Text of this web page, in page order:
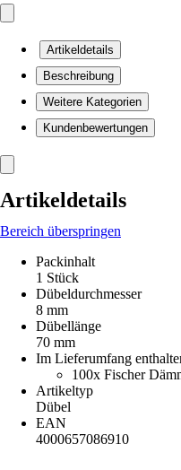
Artikeldetails
Beschreibung
Weitere Kategorien
Kundenbewertungen
Artikeldetails
Bereich überspringen
Packinhalt
1 Stück
Dübeldurchmesser
8 mm
Dübellänge
70 mm
Im Lieferumfang
100x Fischer
Artikeltyp
Dübel
EAN
4000657086910